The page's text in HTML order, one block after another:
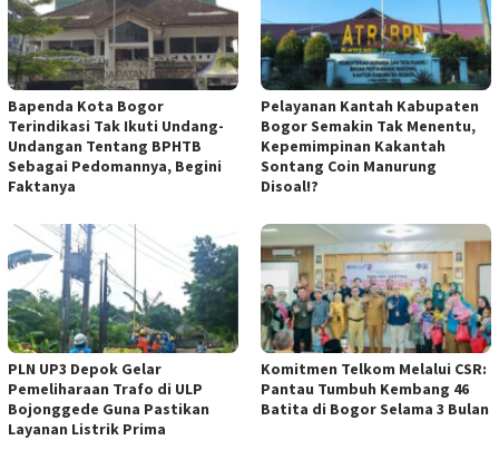
Bapenda Kota Bogor
Terindikasi Tak Ikuti Undang-
Undangan Tentang BPHTB
Sebagai Pedomannya, Begini
Faktanya
Pelayanan Kantah Kabupaten
Bogor Semakin Tak Menentu,
Kepemimpinan Kakantah
Sontang Coin Manurung
Disoal!?
PLN UP3 Depok Gelar
Pemeliharaan Trafo di ULP
Bojonggede Guna Pastikan
Layanan Listrik Prima
Komitmen Telkom Melalui CSR:
Pantau Tumbuh Kembang 46
Batita di Bogor Selama 3 Bulan